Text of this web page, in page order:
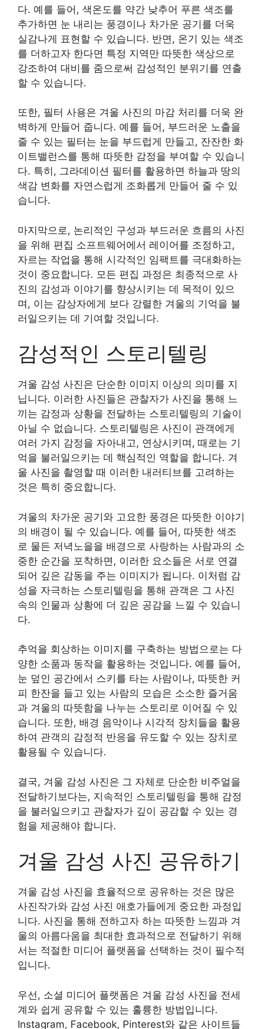
다. 예를 들어, 색온도를 약간 낮추어 푸른 색조를
추가하면 눈 내리는 풍경이나 차가운 공기를 더욱
실감나게 표현할 수 있습니다. 반면, 온기 있는 색조
를 더하고자 한다면 특정 지역만 따뜻한 색상으로
강조하여 대비를 줌으로써 감성적인 분위기를 연출
할 수 있습니다.
또한, 필터 사용은 겨울 사진의 마감 처리를 더욱 완
벽하게 만들어 줍니다. 예를 들어, 부드러운 노출을
줄 수 있는 필터는 눈을 부드럽게 만들고, 잔잔한 화
이트밸런스를 통해 따뜻한 감정을 부여할 수 있습니
다. 특히, 그라데이션 필터를 활용하면 하늘과 땅의
색감 변화를 자연스럽게 조화롭게 만들어 줄 수 있
습니다.
마지막으로, 논리적인 구성과 부드러운 흐름의 사진
을 위해 편집 소프트웨어에서 레이어를 조정하고,
자르는 작업을 통해 시각적인 임팩트를 극대화하는
것이 중요합니다. 모든 편집 과정은 최종적으로 사
진의 감성과 이야기를 향상시키는 데 목적이 있으
며, 이는 감상자에게 보다 강렬한 겨울의 기억을 불
러일으키는 데 기여할 것입니다.
감성적인 스토리텔링
겨울 감성 사진은 단순한 이미지 이상의 의미를 지
닙니다. 이러한 사진들은 관찰자가 사진을 통해 느
끼는 감정과 상황을 전달하는 스토리텔링의 기술이
아닐 수 없습니다. 스토리텔링은 사진이 관객에게
여러 가지 감정을 자아내고, 연상시키며, 때로는 기
억을 불러일으키는 데 핵심적인 역할을 합니다. 겨
울 사진을 촬영할 때 이러한 내러티브를 고려하는
것은 특히 중요합니다.
겨울의 차가운 공기와 고요한 풍경은 따뜻한 이야기
의 배경이 될 수 있습니다. 예를 들어, 따뜻한 색조
로 물든 저녁노을을 배경으로 사랑하는 사람과의 소
중한 순간을 포착하면, 이러한 요소들은 서로 연결
되어 깊은 감동을 주는 이미지가 됩니다. 이처럼 감
성을 자극하는 스토리텔링을 통해 관객은 그 사진
속의 인물과 상황에 더 깊은 공감을 느낄 수 있습니
다.
추억을 회상하는 이미지를 구축하는 방법으로는 다
양한 소품과 동작을 활용하는 것입니다. 예를 들어,
눈 덮인 공간에서 스키를 타는 사람이나, 따뜻한 커
피 한잔을 들고 있는 사람의 모습은 소소한 즐거움
과 겨울의 따뜻함을 나누는 스토리로 이어질 수 있
습니다. 또한, 배경 음악이나 시각적 장치들을 활용
하여 관객의 감정적 반응을 유도할 수 있는 장치로
활용될 수 있습니다.
결국, 겨울 감성 사진은 그 자체로 단순한 비주얼을
전달하기보다는, 지속적인 스토리텔링을 통해 감정
을 불러일으키고 관찰자가 깊이 공감할 수 있는 경
험을 제공해야 합니다.
겨울 감성 사진 공유하기
겨울 감성 사진을 효율적으로 공유하는 것은 많은
사진작가와 감성 사진 애호가들에게 중요한 과정입
니다. 사진을 통해 전하고자 하는 따뜻한 느낌과 겨
울의 아름다움을 최대한 효과적으로 전달하기 위해
서는 적절한 미디어 플랫폼을 선택하는 것이 필수적
입니다.
우선, 소셜 미디어 플랫폼은 겨울 감성 사진을 전세
계와 쉽게 공유할 수 있는 훌륭한 방법입니다.
Instagram, Facebook, Pinterest와 같은 사이트들